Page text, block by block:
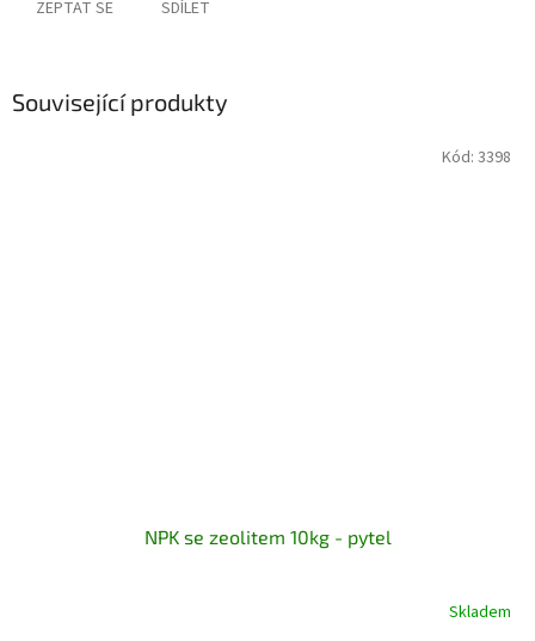
ZEPTAT SE SDÍLET
Související produkty
NPK se zeolitem 10kg - pytel
Skladem
Kód: 3398